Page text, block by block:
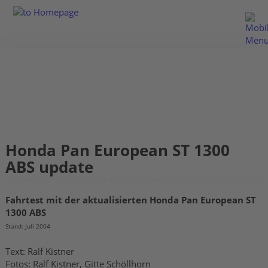
Honda Pan European ST 1300
ABS update
Fahrtest mit der aktualisierten Honda Pan European ST
1300 ABS
Stand: Juli 2004
Text: Ralf Kistner
Fotos: Ralf Kistner, Gitte Schöllhorn